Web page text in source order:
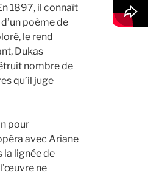
1897, il connaît
poème de
le rend
Dukas
nombre de
qu’il juge
pour
avec Ariane
la lignée de
ne